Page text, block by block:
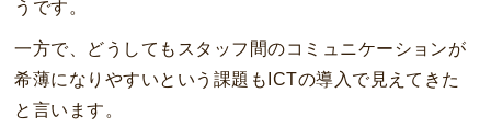
うです。
一方で、どうしてもスタッフ間のコミュニケーションが
希薄になりやすいという課題もICTの導入で見えてきた
と言います。